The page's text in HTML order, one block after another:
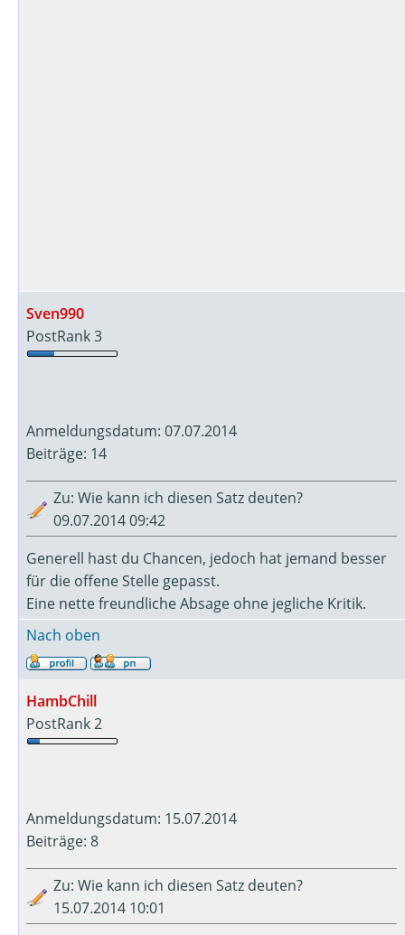
Sven990
PostRank 3
Anmeldungsdatum: 07.07.2014
Beiträge: 14
Zu: Wie kann ich diesen Satz deuten?
09.07.2014 09:42
Generell hast du Chancen, jedoch hat jemand besser
für die offene Stelle gepasst.
Eine nette freundliche Absage ohne jegliche Kritik.
Nach oben
HambChill
PostRank 2
Anmeldungsdatum: 15.07.2014
Beiträge: 8
Zu: Wie kann ich diesen Satz deuten?
15.07.2014 10:01